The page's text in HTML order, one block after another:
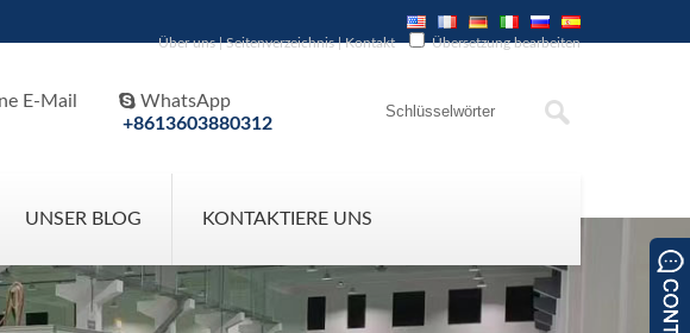
Über uns|Seitenverzeichnis|Kontakt Übersetzung bearbeiten
E-Mail
 WhatsApp
+8613603880312
UNSER BLOG KONTAKTIERE UNS